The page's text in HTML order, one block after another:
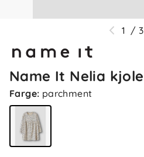
1 / 3
Name It Nelia kjole
Farge: parchment